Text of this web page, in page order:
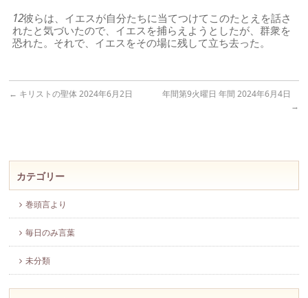
12彼らは、イエスが自分たちに当てつけてこのたとえを話さ
れたと気づいたので、イエスを捕らえようとしたが、群衆を
恐れた。それで、イエスをその場に残して立ち去った。
← キリストの聖体 2024年6月2日
年間第9火曜日 年間 2024年6月4日
→
カテゴリー
巻頭言より
毎日のみ言葉
未分類